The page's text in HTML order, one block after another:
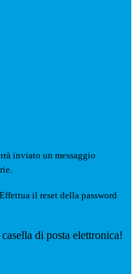
inviato un messaggio
il reset della password
di posta elettronica!